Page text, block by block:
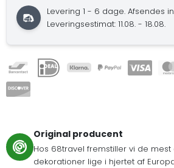
Levering 1 - 6 dage.Afsendes
Leveringsestimat: 11.08. - 18.08.
Original producent
Hos 68travel fremstiller vi de
dekorationer lige i hjertet af